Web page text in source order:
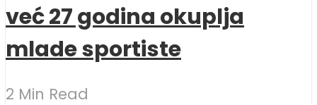
već 27 godina okuplja
mlade sportiste
2 Min Read